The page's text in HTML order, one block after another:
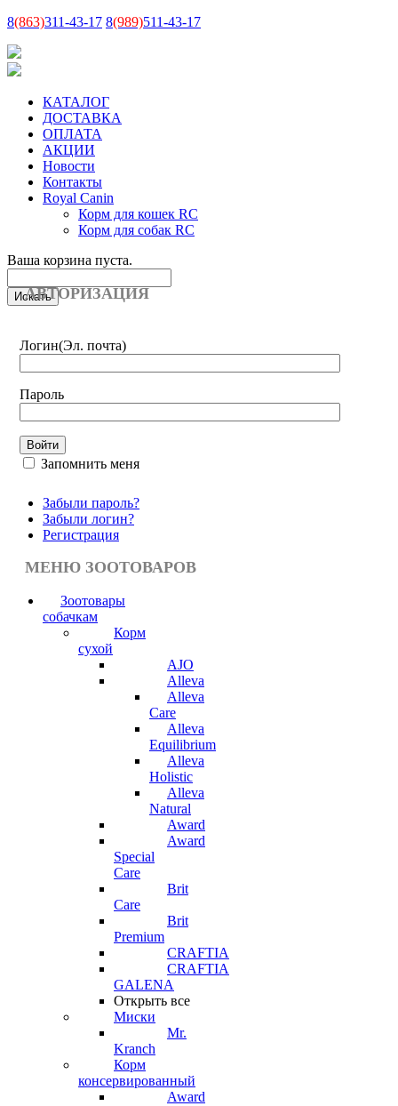
8(863)311-43-17 8(989)511-43-17
КАТАЛОГ
ДОСТАВКА
ОПЛАТА
АКЦИИ
Новости
Контакты
Royal Canin
Корм для кошек RC
Корм для собак RC
Ваша корзина пуста.
АВТОРИЗАЦИЯ
Логин(Эл. почта)
Пароль
Запомнить меня
Забыли пароль?
Забыли логин?
Регистрация
МЕНЮ ЗООТОВАРОВ
Зоотовары
собачкам
Корм
сухой
AJO
Alleva
Alleva
Care
Alleva
Equilibrium
Alleva
Holistic
Alleva
Natural
Award
Award
Special
Care
Brit
Care
Brit
Premium
CRAFTIA
CRAFTIA
GALENA
Открыть все
Миски
Mr.
Kranch
Корм
консервированный
Award